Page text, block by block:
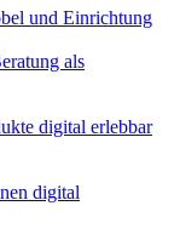
und Einrichtung
als
digital erlebbar
digital